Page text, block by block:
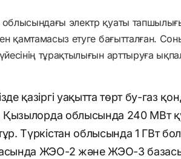
электр қуаты
қамтамасыз етуге бағытталған.
тұрақтылығын арттыруға
қазіргі уақытта төрт бу-газ
Қызылорда облысында 240 МВт
Түркістан облысында 1 ГВт
ЖЭО-2 және ЖЭО-3